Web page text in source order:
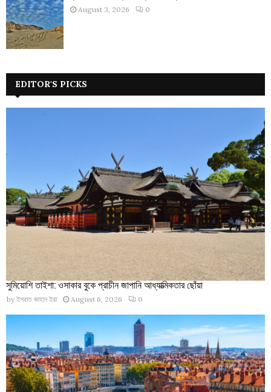
August 3, 2026 0
EDITOR'S PICKS
সুমিয়োশি তাইশা: ওসাকার বুকে প্রাচীন জাপানি আধ্যাত্মিকতার ছোঁয়া
by ইসরাত জাহান ইরা August 6, 2026 0